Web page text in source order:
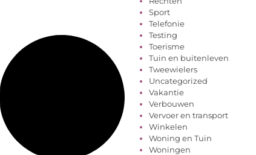
Sport
Telefonie
Testing
Toerisme
Tuin en buitenleven
Tweewielers
Uncategorized
Vakantie
Verbouwen
Vervoer en transport
Winkelen
Woning en Tuin
Woningen